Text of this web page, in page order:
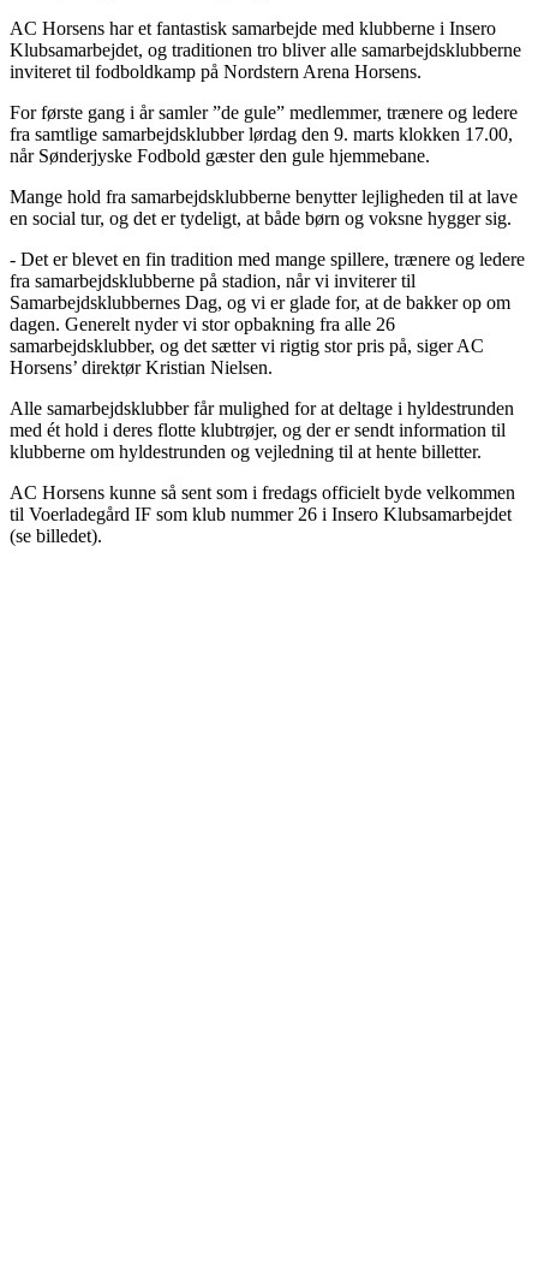
AC Horsens har et fantastisk samarbejde med klubberne i Insero
Klubsamarbejdet, og traditionen tro bliver alle samarbejdsklubberne
inviteret til fodboldkamp på Nordstern Arena Horsens.
For første gang i år samler ”de gule” medlemmer, trænere og ledere
fra samtlige samarbejdsklubber lørdag den 9. marts klokken 17.00,
når Sønderjyske Fodbold gæster den gule hjemmebane.
Mange hold fra samarbejdsklubberne benytter lejligheden til at lave
en social tur, og det er tydeligt, at både børn og voksne hygger sig.
- Det er blevet en fin tradition med mange spillere, trænere og ledere
fra samarbejdsklubberne på stadion, når vi inviterer til
Samarbejdsklubbernes Dag, og vi er glade for, at de bakker op om
dagen. Generelt nyder vi stor opbakning fra alle 26
samarbejdsklubber, og det sætter vi rigtig stor pris på, siger AC
Horsens’ direktør Kristian Nielsen.
Alle samarbejdsklubber får mulighed for at deltage i hyldestrunden
med ét hold i deres flotte klubtrøjer, og der er sendt information til
klubberne om hyldestrunden og vejledning til at hente billetter.
AC Horsens kunne så sent som i fredags officielt byde velkommen
til Voerladegård IF som klub nummer 26 i Insero Klubsamarbejdet
(se billedet).